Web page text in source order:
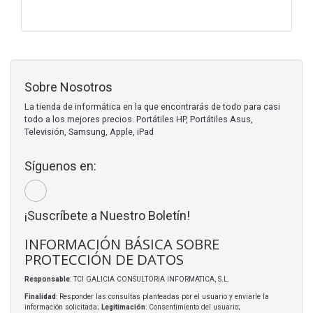
Sobre Nosotros
La tienda de informática en la que encontrarás de todo para casi
todo a los mejores precios. Portátiles HP, Portátiles Asus,
Televisión, Samsung, Apple, iPad
Síguenos en:
¡Suscríbete a Nuestro Boletín!
INFORMACIÓN BÁSICA SOBRE
PROTECCIÓN DE DATOS
Responsable: TCI GALICIA CONSULTORIA INFORMATICA, S.L.
Finalidad: Responder las consultas planteadas por el usuario y enviarle la
información solicitada; Legitimación: Consentimiento del usuario;